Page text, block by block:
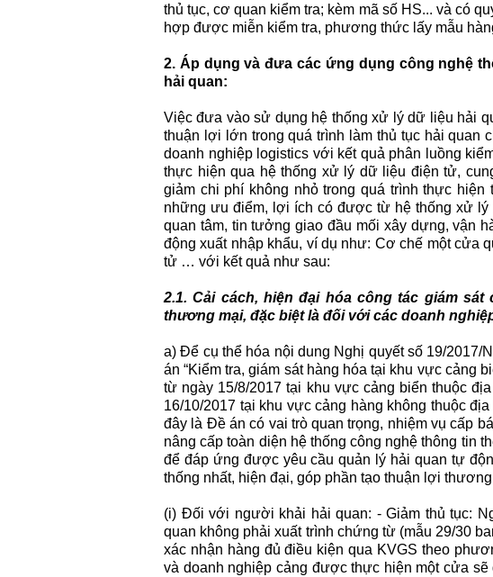
thủ tục, cơ quan kiểm tra; kèm mã số HS... và có
hợp được miễn kiểm tra, phương thức lấy mẫu
2. Áp dụng và đưa các ứng dụng công nghệ
hải quan:
Việc đưa vào sử dụng hệ thống xử lý dữ liệu hải
thuận lợi lớn trong quá trình làm thủ tục hải quan
doanh nghiệp logistics với kết quả phân luồng
thực hiện qua hệ thống xử lý dữ liệu điện tử,
giảm chi phí không nhỏ trong quá trình thực
những ưu điểm, lợi ích có được từ hệ thống xử
quan tâm, tin tưởng giao đầu mối xây dựng, vận
động xuất nhập khẩu, ví dụ như: Cơ chế một cửa
tử … với kết quả như sau:
2.1. Cải cách, hiện đại hóa công tác giám
thương mại, đặc biệt là đối với các doanh
a) Để cụ thể hóa nội dung Nghị quyết số 19/
án “Kiểm tra, giám sát hàng hóa tại khu vực cảng
từ ngày 15/8/2017 tại khu vực cảng biển thuộc
16/10/2017 tại khu vực cảng hàng không thuộc
đây là Đề án có vai trò quan trọng, nhiệm vụ cấp
nâng cấp toàn diện hệ thống công nghệ thông tin
để đáp ứng được yêu cầu quản lý hải quan tự
thống nhất, hiện đại, góp phần tạo thuận lợi
(i) Đối với người khải hải quan: - Giảm thủ tục:
quan không phải xuất trình chứng từ (mẫu 29/30
xác nhận hàng đủ điều kiện qua KVGS theo
và doanh nghiệp cảng được thực hiện một cửa